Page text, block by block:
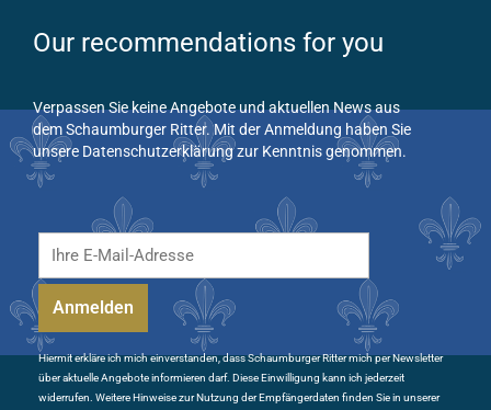
Our recommendations for you
Verpassen Sie keine Angebote und aktuellen News aus
dem Schaumburger Ritter. Mit der Anmeldung haben Sie
unsere Datenschutzerklärung zur Kenntnis genommen.
Hiermit erkläre ich mich einverstanden, dass Schaumburger Ritter mich per Newsletter
über aktuelle Angebote informieren darf. Diese Einwilligung kann ich jederzeit
widerrufen. Weitere Hinweise zur Nutzung der Empfängerdaten finden Sie in unserer